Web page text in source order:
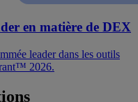
en matière de DEX
leader dans les outils
2026.